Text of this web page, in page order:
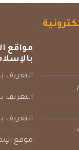
مواقع
التعريف
التعريف
التعريف
موقع